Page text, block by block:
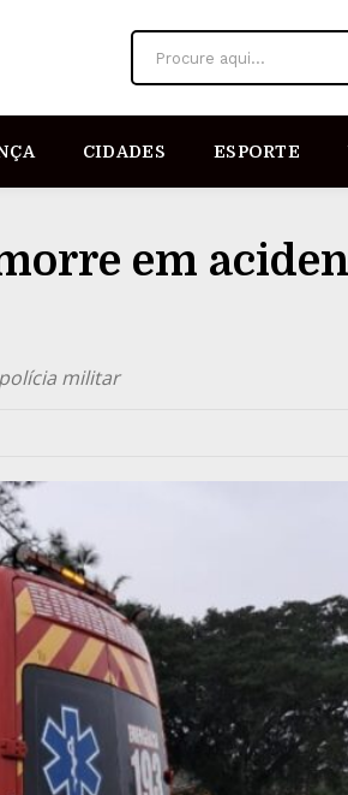
Procure aqui...
CIDADES ESPORTE
em
militar